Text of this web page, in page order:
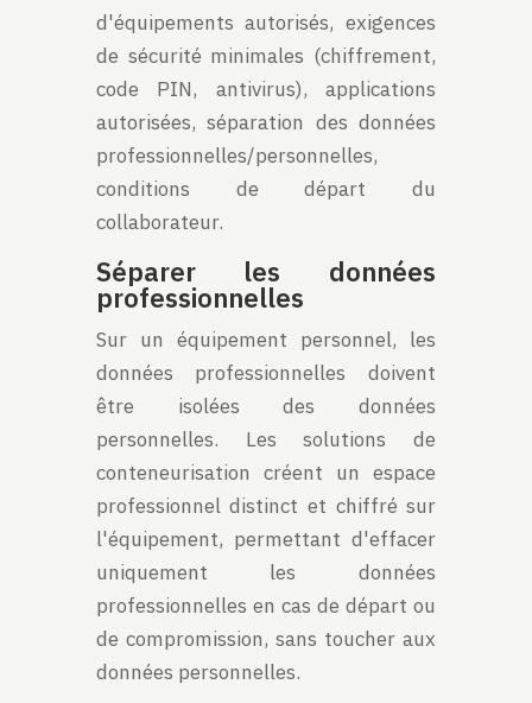
d'équipements autorisés, exigences
de sécurité minimales (chiffrement,
code PIN, antivirus), applications
autorisées, séparation des données
professionnelles/personnelles,
conditions de départ du
collaborateur.
Séparer les données
professionnelles
Sur un équipement personnel, les
données professionnelles doivent
être isolées des données
personnelles. Les solutions de
conteneurisation créent un espace
professionnel distinct et chiffré sur
l'équipement, permettant d'effacer
uniquement les données
professionnelles en cas de départ ou
de compromission, sans toucher aux
données personnelles.